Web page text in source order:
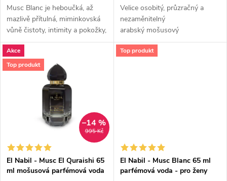
u
k
t
d
u
k
Musc Blanc je heboučká, až
mazlivě přítulná, miminkovská
vůně čistoty, intimity a pokožky,
s velikou výdrží.
Nejprodávanější mošusový olej,
musk, pižmový parfém.
Průzračná vůně...
Velice osobitý, průzračný a
nezaměnitelný
arabský mošusový
pižmový parfém pro ženy. Vůně
čistoty a nevinosti
Akce
Top produkt
995 Kč
–14 %
El Nabil - Musc El Quraishi 65
ml mošusová parfémová voda
Top produkt
El Nabil - Musc Blanc 65 ml
parfémová voda - pro ženy